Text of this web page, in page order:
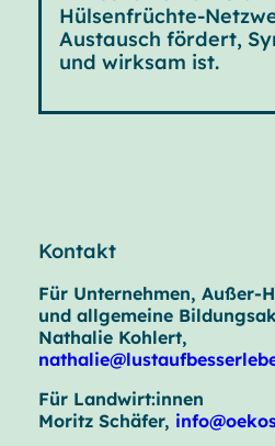
Hülsenfrüchte-
Austausch fördert,
und wirksam ist.
Kontakt
Für Unternehmen, Außer-
und allgemeine
Nathalie Kohlert,
Für Landwirt:innen
Moritz Schäfer,